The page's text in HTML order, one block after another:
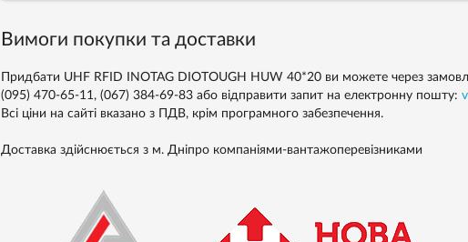
Вимоги покупки та доставки
Придбати UHF RFID INOTAG DIOTOUGH HUW 40*20 ви можете через
(095) 470-65-11, (067) 384-69-83 або відправити запит на електронну пошту:
Всі ціни на сайті вказано з ПДВ, крім програмного забезпечення.
Доставка здійснюється з м. Дніпро компаніями-вантажоперевізниками